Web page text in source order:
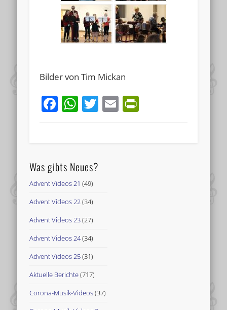
Bilder von Tim Mickan
Facebook
WhatsApp
Twitter
Email
Was gibts Neues?
Advent Videos 21 (49)
Advent Videos 22(34)
Advent Videos 23(27)
Advent Videos 24(34)
Advent Videos 25(31)
Aktuelle Berichte(717)
Corona-Musik-Videos(37)